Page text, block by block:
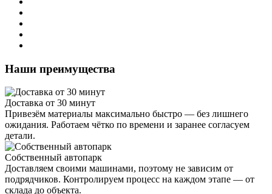
Наши преимущества
Доставка от 30 минут
Привезём материалы максимально быстро — без лишнего
ожидания. Работаем чётко по времени и заранее согласуем
детали.
Собственный автопарк
Доставляем своими машинами, поэтому не зависим от
подрядчиков. Контролируем процесс на каждом этапе — от
склада до объекта.